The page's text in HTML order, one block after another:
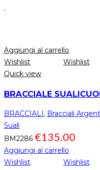
.
Aggiungi al carrello
Wishlist
Wishlist
Quick view
BRACCIALE
BRACCIALI, Bracciali
Sualì
BM2286 €135.00
Aggiungi al carrello
Wishlist
Wishlist